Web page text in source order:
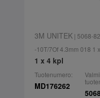
3M UNITEK| 5068-
-10T/7Of 4.3mm 018 1
1 x 4 kpl
Tuotenumero:
MD176262